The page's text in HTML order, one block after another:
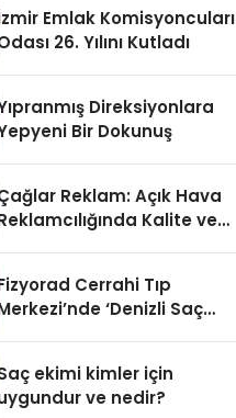
Emlak Komisyoncuları
26. Yılını Kutladı
Direksiyonlara
Bir Dokunuş
Reklam: Açık Hava
Kalite ve
Cerrahi Tıp
‘Denizli Saç
ekimi kimler için
ve nedir?